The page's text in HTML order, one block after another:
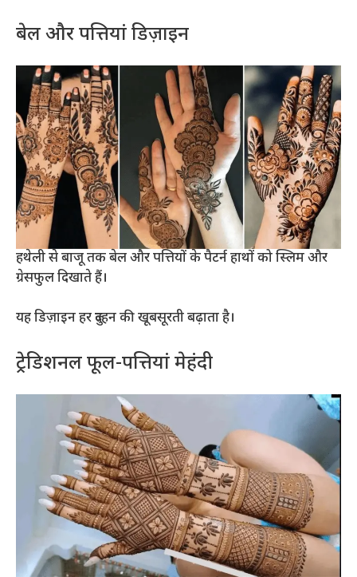
बेल और पत्तियां डिज़ाइन
हथेली से बाजू तक बेल और पत्तियों के पैटर्न हाथों को स्लिम और
ग्रेसफुल दिखाते हैं।
यह डिज़ाइन हर दुल्हन की खूबसूरती बढ़ाता है।
ट्रेडिशनल फूल-पत्तियां मेहंदी